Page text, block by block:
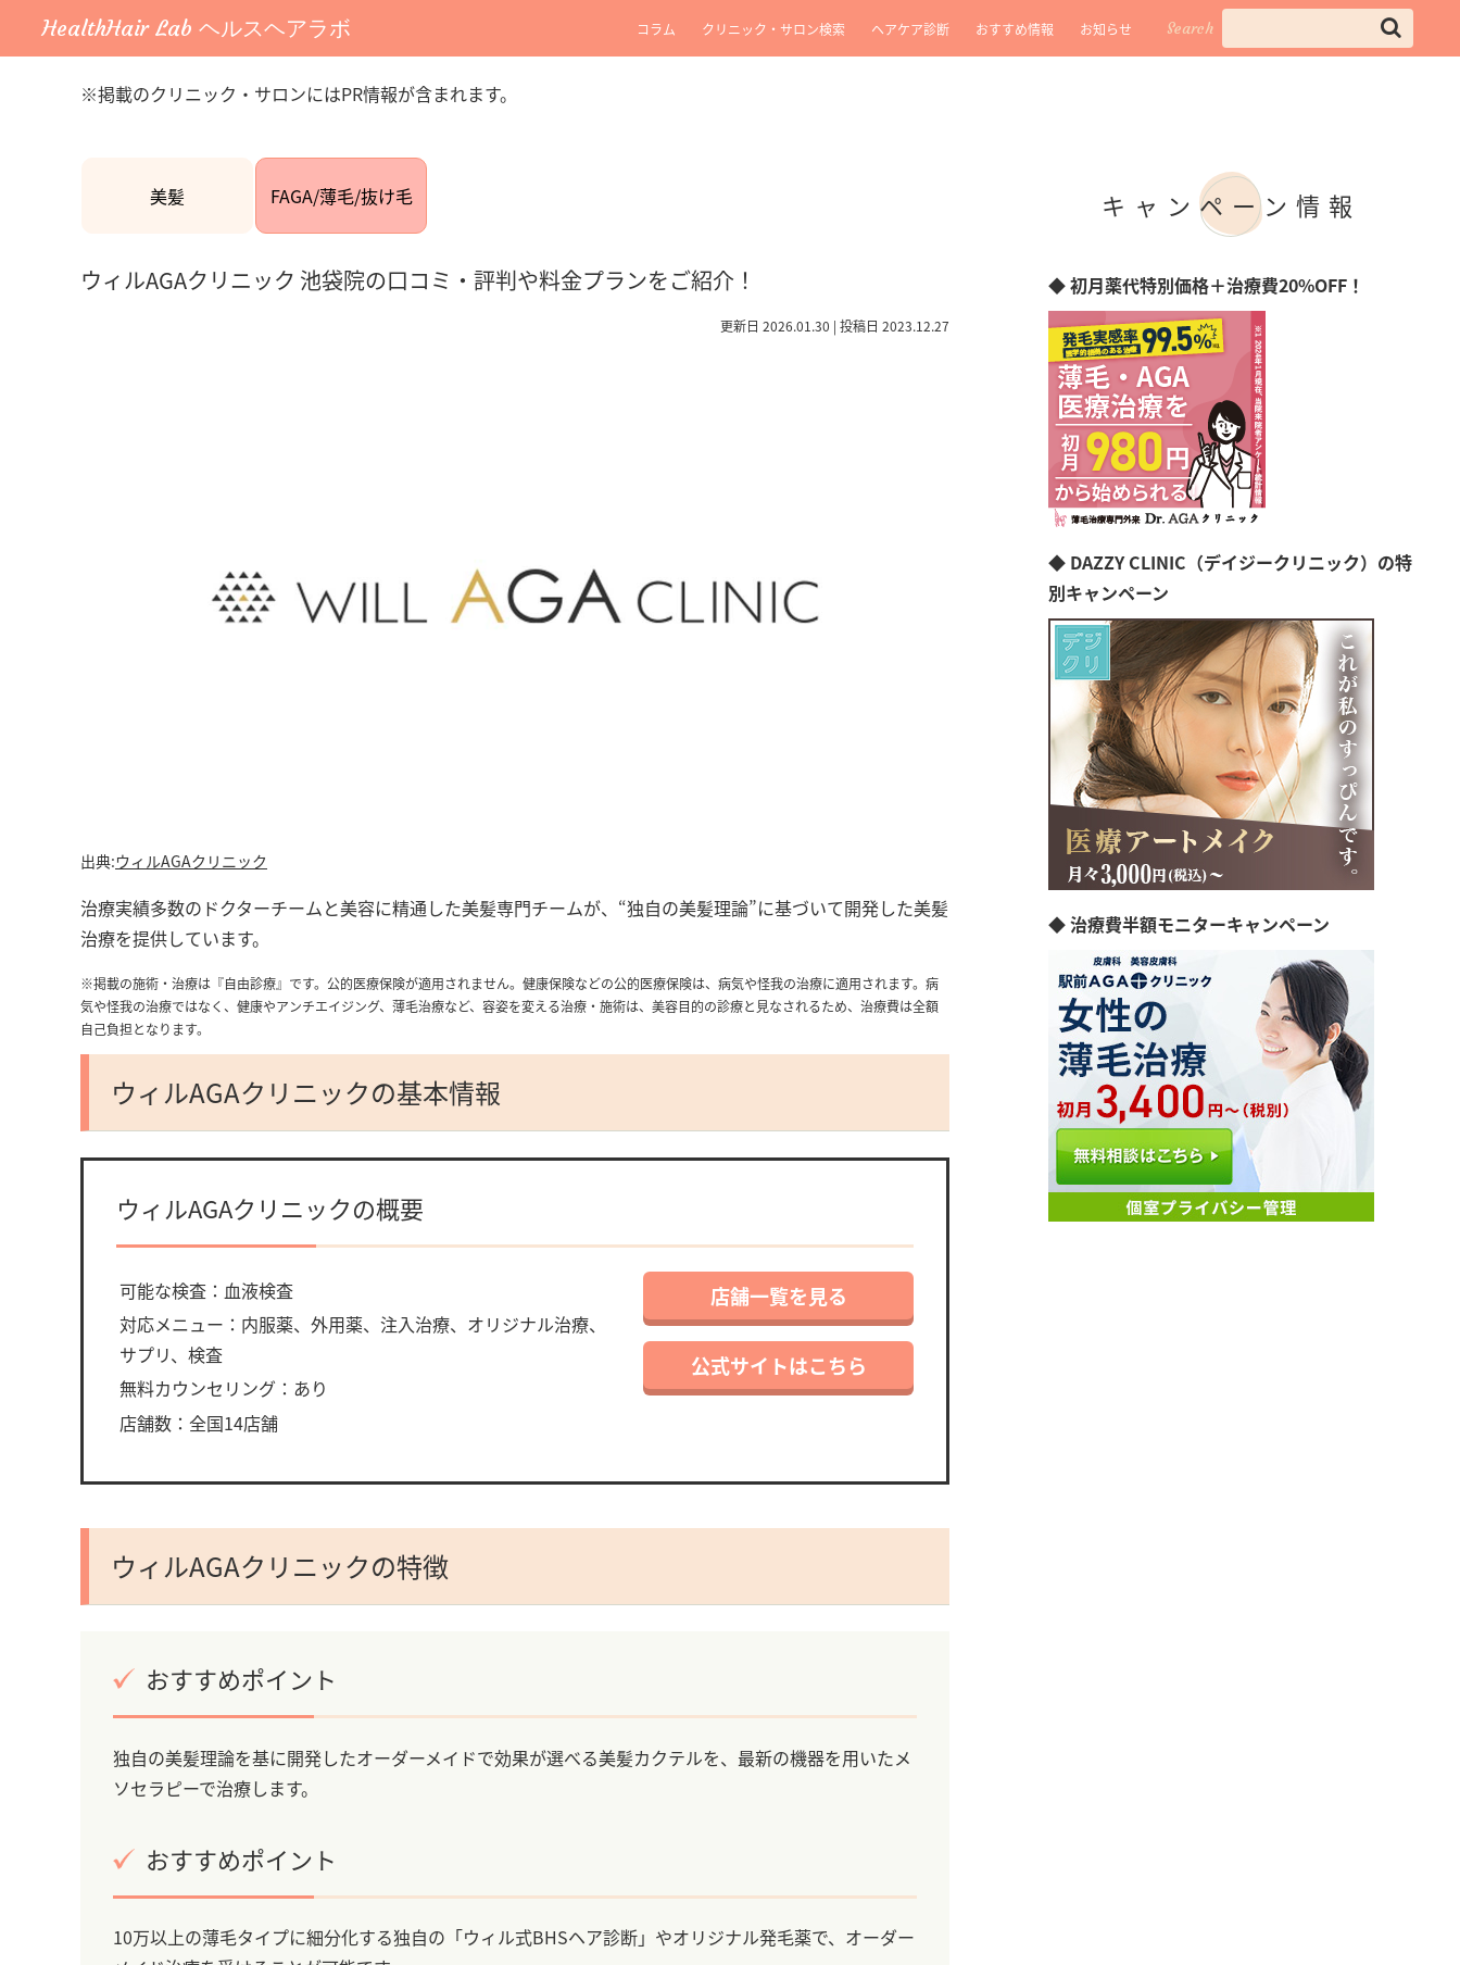
HealthHair Lab ヘルスヘアラボ コラム クリニック・サロン検索 ヘアケア診断 おすすめ情報 お知らせ Search
※掲載のクリニック・サロンにはPR情報が含まれます。
美髪 FAGA/薄毛/抜け毛
ウィルAGAクリニック 池袋院の口コミ・評判や料金プランをご紹介！
更新日 2026.01.30 | 投稿日 2023.12.27
出典:ウィルAGAクリニック
治療実績多数のドクターチームと美容に精通した美髪専門チームが、“独自の美髪理論”に基づいて開発した美髪
治療を提供しています。
※掲載の施術・治療は『自由診療』です。公的医療保険が適用されません。健康保険などの公的医療保険は、病気や怪我の治療に適用されます。病
気や怪我の治療ではなく、健康やアンチエイジング、薄毛治療など、容姿を変える治療・施術は、美容目的の診療と見なされるため、治療費は全額
自己負担となります。
ウィルAGAクリニックの基本情報
ウィルAGAクリニックの概要
可能な検査：血液検査
対応メニュー：内服薬、外用薬、注入治療、オリジナル治療、
サプリ、検査
無料カウンセリング：あり
店舗数：全国14店舗
店舗一覧を見る
公式サイトはこちら
ウィルAGAクリニックの特徴
おすすめポイント
独自の美髪理論を基に開発したオーダーメイドで効果が選べる美髪カクテルを、最新の機器を用いたメ
ソセラピーで治療します。
おすすめポイント
10万以上の薄毛タイプに細分化する独自の「ウィル式BHSヘア診断」やオリジナル発毛薬で、オーダー
キャンペーン情報
◆ 初月薬代特別価格＋治療費20%OFF！
◆ DAZZY CLINIC（デイジークリニック）の特
別キャンペーン
◆ 治療費半額モニターキャンペーン